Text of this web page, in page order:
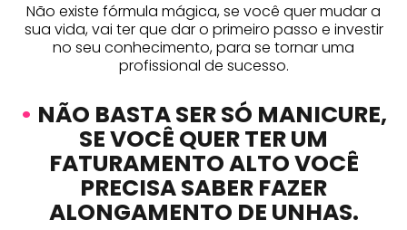
Não existe fórmula mágica, se você quer mudar a
sua vida, vai ter que dar o primeiro passo e investir
no seu conhecimento, para se tornar uma
profissional de sucesso.
• NÃO BASTA SER SÓ MANICURE,
SE VOCÊ QUER TER UM
FATURAMENTO ALTO VOCÊ
PRECISA SABER FAZER
ALONGAMENTO DE UNHAS.